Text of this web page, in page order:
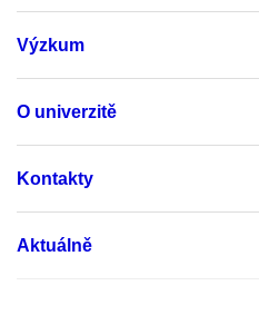
Výzkum
O univerzitě
Kontakty
Aktuálně